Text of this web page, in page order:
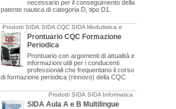
necessario per il conseguimento della
patente nautica di categoria D, tipo D1.
Prodotti SIDA SIDA CQC SIDA Modulistica e
OggettisticaProntuario CQC Formazione
Periodica
Prontuario con argomenti di attualità e
informazioni utili per i conducenti
professionali che frequentano il corso
di formazione periodica (rinnovo) della CQC
Prodotti SIDA SIDA Informatica
SIDA Aula A e B Multilingue